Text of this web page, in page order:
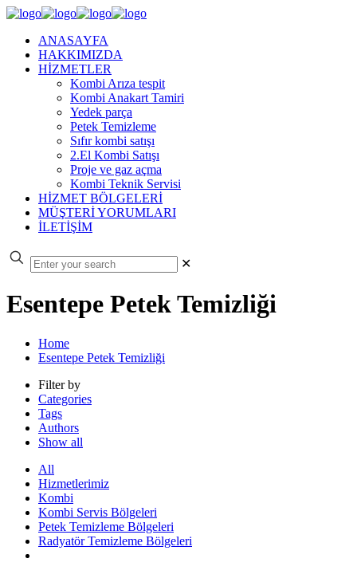
ANASAYFA
HAKKIMIZDA
HİZMETLER
Kombi Arıza tespit
Kombi Anakart Tamiri
Yedek parça
Petek Temizleme
Sıfır kombi satışı
2.El Kombi Satışı
Proje ve gaz açma
Kombi Teknik Servisi
HİZMET BÖLGELERİ
MÜŞTERİ YORUMLARI
İLETİŞİM
✕
Esentepe Petek Temizliği
Home
Esentepe Petek Temizliği
Filter by
Categories
Tags
Authors
Show all
All
Hizmetlerimiz
Kombi
Kombi Servis Bölgeleri
Petek Temizleme Bölgeleri
Radyatör Temizleme Bölgeleri